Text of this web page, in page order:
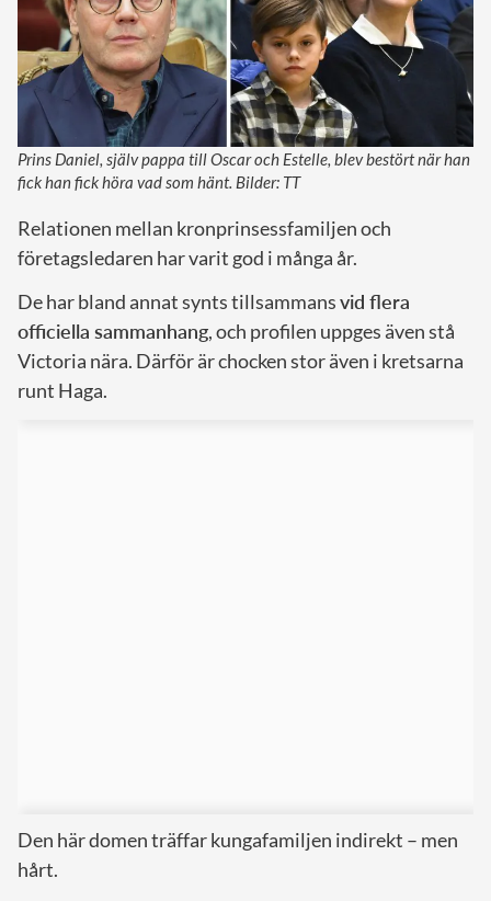
Prins Daniel, själv pappa till Oscar och Estelle, blev bestört när han
fick han fick höra vad som hänt. Bilder: TT
Relationen mellan kronprinsessfamiljen och
företagsledaren har varit god i många år.
De har bland annat synts tillsammansvid flera
officiella sammanhang, och profilen uppges även stå
Victoria nära. Därför är chocken stor även i kretsarna
runt Haga.
Den här domen träffar kungafamiljen indirekt – men
hårt.